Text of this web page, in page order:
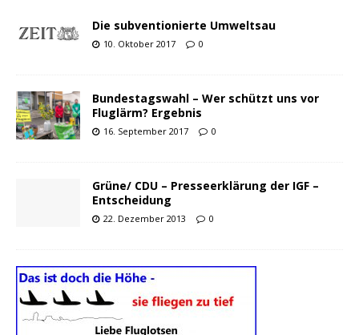
Die subventionierte Umweltsau
10. Oktober 2017 0
Bundestagswahl – Wer schützt uns vor
Fluglärm? Ergebnis
16. September 2017 0
Grüne/ CDU – Presseerklärung der IGF –
Entscheidung
22. Dezember 2013 0